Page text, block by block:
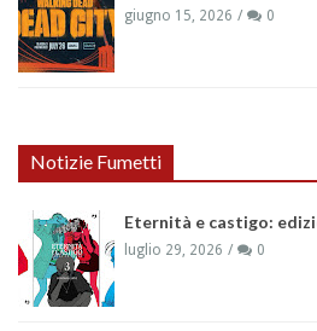
giugno 15, 2026 0
Notizie Fumetti
Eternità e castigo:
luglio 29, 2026 0